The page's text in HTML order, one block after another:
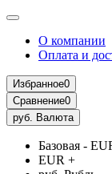
О компании
Оплата и
Избранное0
Сравнение0
руб. Валюта
Базовая -
EUR +